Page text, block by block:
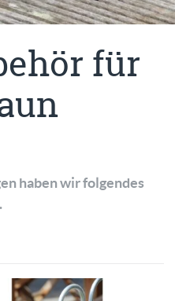
für
haben wir folgendes